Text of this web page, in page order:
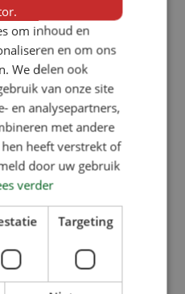
om inhoud en
en om ons
We delen ook
van onze site
en analysepartners,
met andere
heeft verstrekt of
door uw gebruik
verder
Targeting